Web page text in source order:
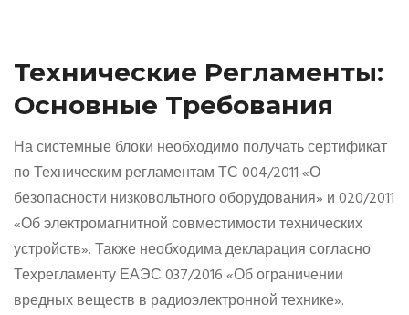
Технические Регламенты:
Основные Требования
На системные блоки необходимо получать сертификат
по Техническим регламентам ТС 004/2011 «О
безопасности низковольтного оборудования» и 020/2011
«Об электромагнитной совместимости технических
устройств». Также необходима декларация согласно
Техрегламенту ЕАЭС 037/2016 «Об ограничении
вредных веществ в радиоэлектронной технике».